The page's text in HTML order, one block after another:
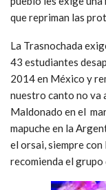
que repriman las
La Trasnochada
43 estudiantes
2014 en México y
nuestro canto no va
Maldonado en el
mapuche en la
el orsai, siempre con
recomienda el